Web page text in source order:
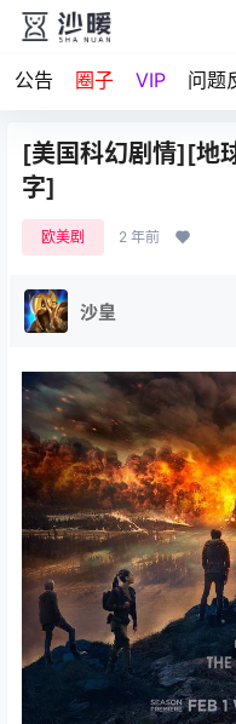
公告 圈子 VIP 问题
[美国科幻剧情][地
字]
欧美剧 2 年前
沙皇